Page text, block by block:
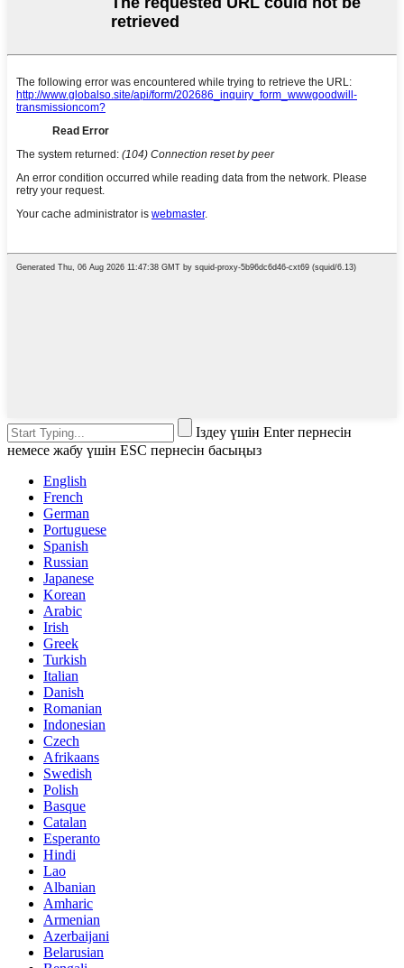
Іздеу үшін Enter пернесін
немесе жабу үшін ESC пернесін басыңыз
English
French
German
Portuguese
Spanish
Russian
Japanese
Korean
Arabic
Irish
Greek
Turkish
Italian
Danish
Romanian
Indonesian
Czech
Afrikaans
Swedish
Polish
Basque
Catalan
Esperanto
Hindi
Lao
Albanian
Amharic
Armenian
Azerbaijani
Belarusian